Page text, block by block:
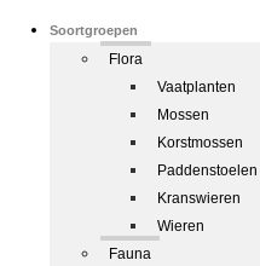
Soortgroepen
Flora
Vaatplanten
Mossen
Korstmossen
Paddenstoelen
Kranswieren
Wieren
Fauna